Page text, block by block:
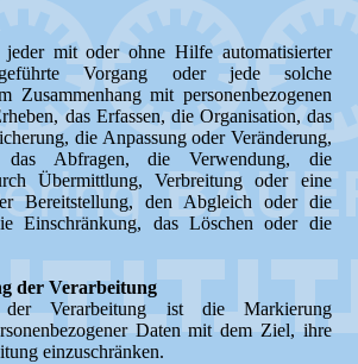
jeder mit oder ohne Hilfe automatisierter
Vorgang oder jede solche
Zusammenhang mit personenbezogenen
das Erfassen, die Organisation, das
die Anpassung oder Veränderung,
das Abfragen, die Verwendung, die
Übermittlung, Verbreitung oder eine
Bereitstellung, den Abgleich oder die
Einschränkung, das Löschen oder die
der Verarbeitung
der Verarbeitung ist die Markierung
Daten mit dem Ziel, ihre
einzuschränken.